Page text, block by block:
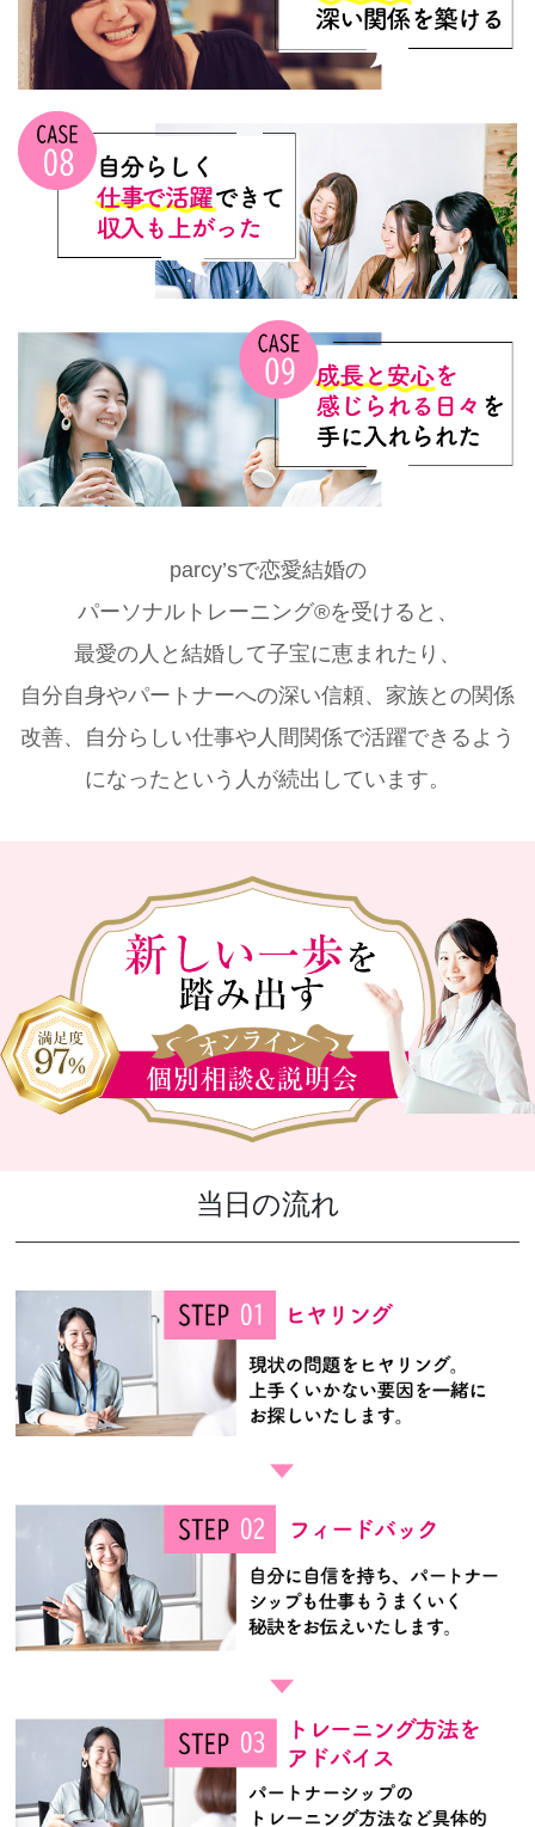
parcy’sで恋愛結婚の
パーソナルトレーニング®を受けると、
最愛の人と結婚して子宝に恵まれたり、
自分自身やパートナーへの深い信頼、家族との関係
改善、自分らしい仕事や人間関係で活躍できるよう
になったという人が続出しています。
当日の流れ